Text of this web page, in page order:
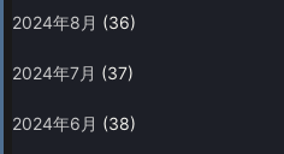
2024年8月 (36)
2024年7月 (37)
2024年6月 (38)